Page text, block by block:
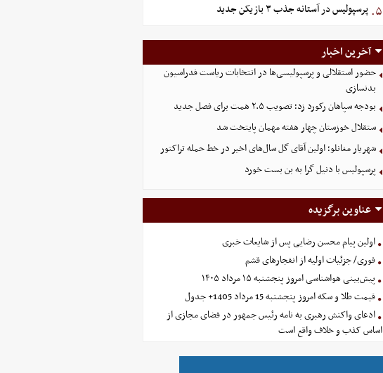
۵. پرسپولیس در آستانه جذب ۳ بازیکن جدید
آخرین اخبار
حضور استقلالی و پرسپولیسی‌ها در انتخابات ریاست فدراسیون
بدنسازی
بودجه سپاهان رکورد زد؛ تصویب ۲.۵ همت برای فصل جدید
ستقلال خوزستان چهار هفته مهمان پایتخت شد
شهریار مغانلو؛ اولین آقای گل سال‌های اخیر در خط حمله تراکتور
پرسپولیس با دنیل گرا به بن بست خورد
عناوین برگزیده
اولین پیام محسن رضایی پس از شایعات خبری
فوری/ جزئیات اولیه از انفجارهای قشم
پیش‌بینی هواشناسی امروز پنجشنبه ۱۵ مرداد ۱۴۰۵
قیمت طلا و سکه امروز پنجشنبه 15 مرداد 1405+ جدول
ادعای واکنش رهبری به نامه رئیس جمهور در فضای مجازی از
اساس کذب و خلاف واقع است